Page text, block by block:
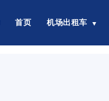
首页 机场出租车 ▼